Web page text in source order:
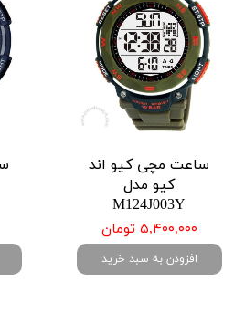
ساعت مچی کیو اند
کیو مدل
M124J003Y
۵,۴۰۰,۰۰۰ تومان
افزودن به سبد خرید